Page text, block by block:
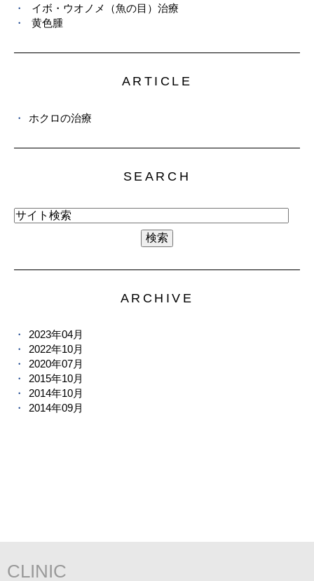
ARTICLE
ホクロの治療
SEARCH
ARCHIVE
2023年04月
2022年10月
2020年07月
2015年10月
2014年10月
2014年09月
イボ・ウオノメ（魚の目）治療
黄色腫
CLINIC